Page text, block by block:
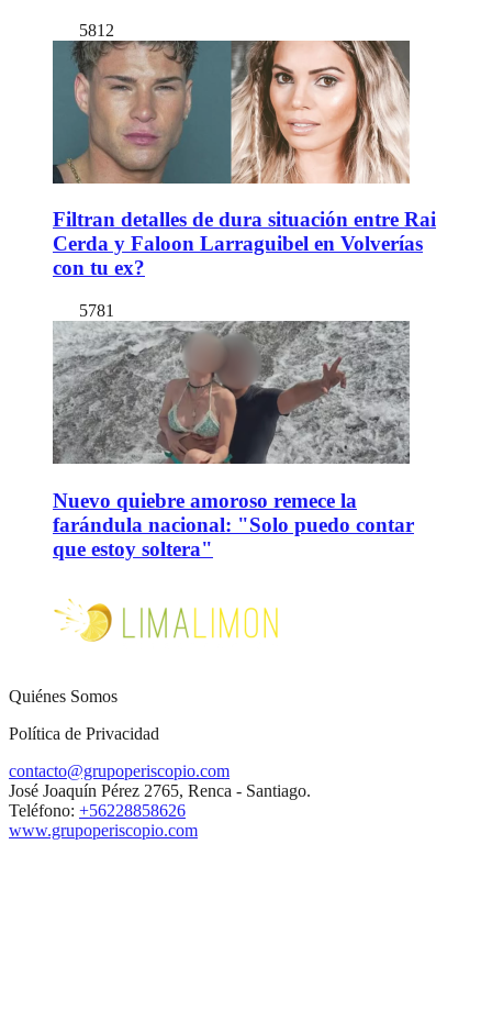
5812
Filtran detalles de dura situación entre Rai
Cerda y Faloon Larraguibel en Volverías
con tu ex?
5781
Nuevo quiebre amoroso remece la
farándula nacional: "Solo puedo contar
que estoy soltera"
Quiénes Somos
Política de Privacidad
contacto@grupoperiscopio.com
José Joaquín Pérez 2765, Renca - Santiago.
Teléfono: +56228858626
www.grupoperiscopio.com